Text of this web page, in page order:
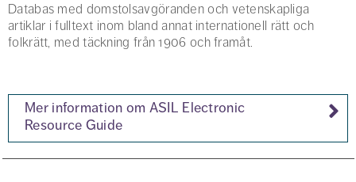
Databas med domstolsavgöranden och vetenskapliga
artiklar i fulltext inom bland annat internationell rätt och
folkrätt, med täckning från 1906 och framåt.
Mer information om ASIL Electronic
Resource Guide